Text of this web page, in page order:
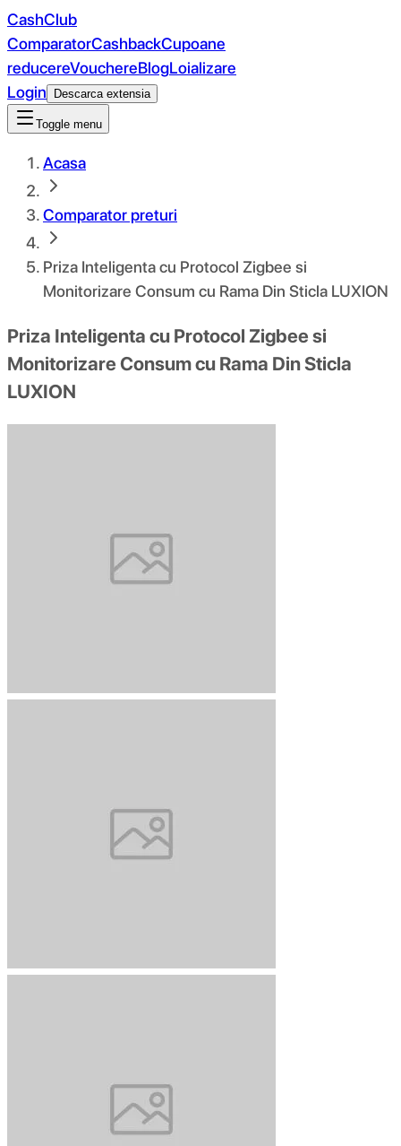
CashClub
ComparatorCashbackCupoane
reducereVouchereBlogLoializare
Login
Descarca extensia
Toggle menu
Acasa
Comparator preturi
Priza Inteligenta cu Protocol Zigbee si
Monitorizare Consum cu Rama Din Sticla LUXION
Priza Inteligenta cu Protocol Zigbee si
Monitorizare Consum cu Rama Din Sticla
LUXION